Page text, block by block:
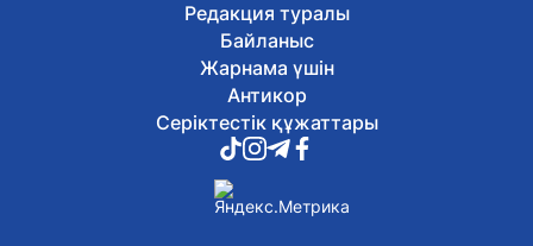
ұсынады
Бүгін, 10:08
Швейцариядағы Grand Slam турниріне
қатысатын қазақстандық
дзюдошылар белгілі болды
Бүгін, 09:05
Елордада 2 автобустың қозғалыс
бағыты өзгерді
Бүгін, 08:04
Редакция туралы
Байланыс
Жарнама үшін
Антикор
Серіктестік құжаттары